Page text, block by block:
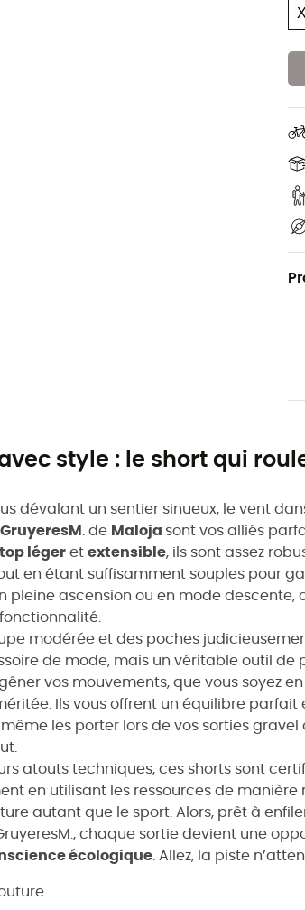
avec style : le short qui
dévalant un sentier sinueux, le vent
GruyeresM . de Maloja sont vos alliés
léger et extensible, ils sont assez
en étant suffisamment souples pour
pleine ascension ou en mode
modérée et des poches
de mode, mais un véritable outil de
vos mouvements, que vous soyez
Ils vous offrent un équilibre parfait
les porter lors de vos sorties
atouts techniques, ces shorts sont
en utilisant les ressources de
autant que le sport. Alors, prêt à
chaque sortie devient une
écologique . Allez, la piste